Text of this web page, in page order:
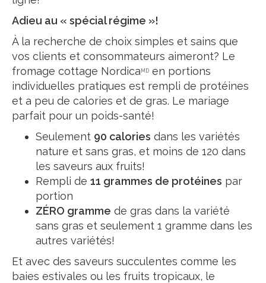
Adieu au « spécial régime »!
À la recherche de choix simples et sains que
vos clients et consommateurs aimeront? Le
fromage cottage Nordica MD en portions
individuelles pratiques est rempli de protéines
et a peu de calories et de gras. Le mariage
parfait pour un poids-santé!
Seulement 90 calories dans les variétés
nature et sans gras, et moins de 120 dans
les saveurs aux fruits!
Rempli de 11 grammes de protéines par
portion
ZÉRO gramme de gras dans la variété
sans gras et seulement 1 gramme dans les
autres variétés!
Et avec des saveurs succulentes comme les
baies estivales ou les fruits tropicaux, le